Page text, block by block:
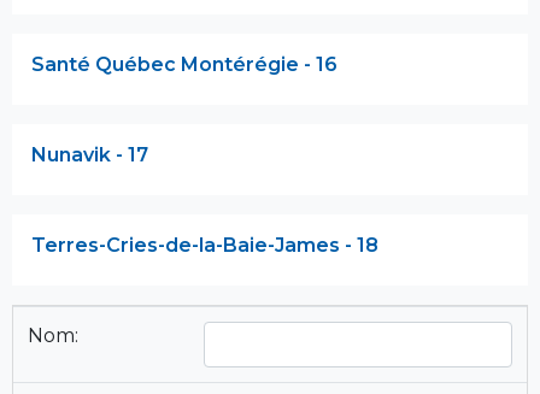
Santé Québec Montérégie - 16
Nunavik - 17
Terres-Cries-de-la-Baie-James - 18
Nom: